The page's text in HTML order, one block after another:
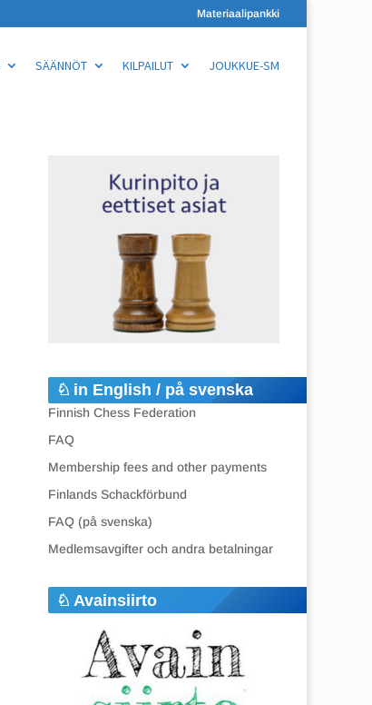
Materiaalipankki
SÄÄNNÖT KILPAILUT JOUKKUE-SM
in English / på svenska
Finnish Chess Federation
FAQ
Membership fees and other payments
Finlands Schackförbund
FAQ (på svenska)
Medlemsavgifter och andra betalningar
Avainsiirto